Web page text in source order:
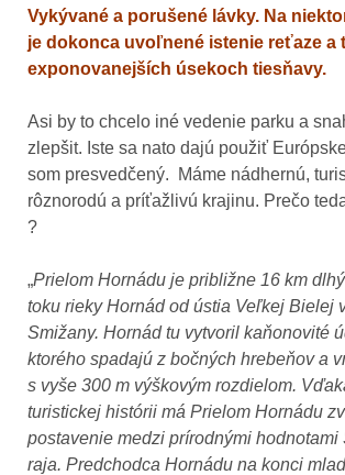
Vykývané a porušené lávky. Na
je dokonca uvoľnené istenie reťaze a
exponovanejších úsekoch tiesňavy.
Asi by to chcelo iné vedenie parku a
zlepšit. Iste sa nato dajú použiť
som presvedčený. Máme nádhernú,
rôznorodú a príťažlivú krajinu. Prečo
?
„Prielom Hornádu je približne 16 km
toku rieky Hornád od ústia Veľkej Bielej
Smižany. Hornád tu vytvoril kaňonovité
ktorého spadajú z bočných hrebeňov a
s vyše 300 m výškovým rozdielom.
turistickej histórii má Prielom Hornádu
postavenie medzi prírodnými hodnotami
raja. Predchodca Hornádu na konci